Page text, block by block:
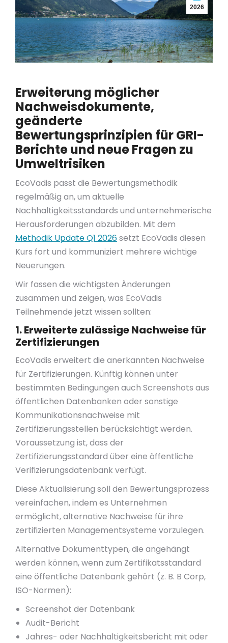
2026
Erweiterung möglicher
Nachweisdokumente,
geänderte
Bewertungsprinzipien für GRI-
Berichte und neue Fragen zu
Umweltrisiken
EcoVadis passt die Bewertungsmethodik
regelmäßig an, um aktuelle
Nachhaltigkeitsstandards und unternehmerische
Herausforderungen abzubilden. Mit dem
Methodik Update Q1 2026setzt EcoVadis diesen
Kurs fort und kommuniziert mehrere wichtige
Neuerungen.
Wir fassen die wichtigsten Änderungen
zusammen und zeigen, was EcoVadis
Teilnehmende jetzt wissen sollten:
1. Erweiterte zulässige Nachweise für
Zertifizierungen
EcoVadis erweitert die anerkannten Nachweise
für Zertifizierungen. Künftig können unter
bestimmten Bedingungen auch Screenshots aus
öffentlichen Datenbanken oder sonstige
Kommunikationsnachweise mit
Zertifizierungsstellen berücksichtigt werden.
Voraussetzung ist, dass der
Zertifizierungsstandard über eine öffentliche
Verifizierungsdatenbank verfügt.
Diese Aktualisierung soll den Bewertungsprozess
vereinfachen, indem es Unternehmen
ermöglicht, alternative Nachweise für ihre
zertifizierten Managementsysteme vorzulegen.
Alternative Dokumenttypen, die angehängt
werden können, wenn zum Zertifikatsstandard
eine öffentliche Datenbank gehört (z. B. B Corp,
ISO-Normen):
Screenshot der Datenbank
Audit-Bericht
Jahres- oder Nachhaltigkeitsbericht mit oder